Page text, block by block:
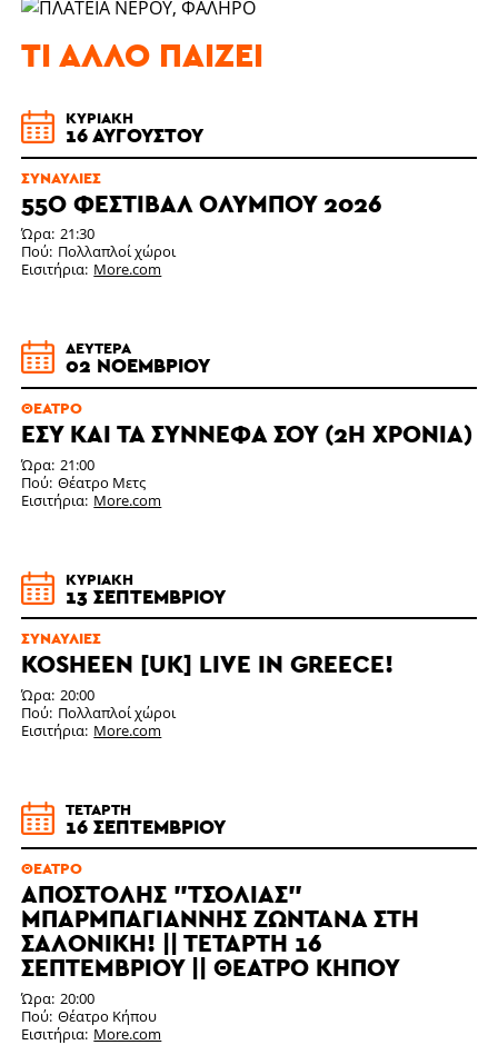
ΤΙ ΆΛΛΟ ΠΑΊΖΕΙ
ΚΥΡΙΑΚΉ
16 ΑΥΓΟΎΣΤΟΥ
ΣΥΝΑΥΛΊΕΣ
55Ο ΦΕΣΤΙΒΑΛ ΟΛΥΜΠΟΥ 2026
Ώρα 21:30
Πού Πολλαπλοί χώροι
Εισιτήρια More.com
ΔΕΥΤΈΡΑ
02 ΝΟΕΜΒΡΊΟΥ
ΘΈΑΤΡΟ
ΕΣΎ ΚΑΙ ΤΑ ΣΎΝΝΕΦΆ ΣΟΥ (2Η ΧΡΟΝΙΆ)
Ώρα 21:00
Πού Θέατρο Μετς
Εισιτήρια More.com
ΚΥΡΙΑΚΉ
13 ΣΕΠΤΕΜΒΡΊΟΥ
ΣΥΝΑΥΛΊΕΣ
KOSHEEN [UK] LIVE IN GREECE!
Ώρα 20:00
Πού Πολλαπλοί χώροι
Εισιτήρια More.com
ΤΕΤΆΡΤΗ
16 ΣΕΠΤΕΜΒΡΊΟΥ
ΘΈΑΤΡΟ
ΑΠΟΣΤΟΛΗΣ "ΤΣΟΛΙΑΣ"
ΜΠΑΡΜΠΑΓΙΑΝΝΗΣ ΖΩΝΤΑΝΆ ΣΤΗ
ΣΑΛΟΝΊΚΗ! || ΤΕΤΆΡΤΗ 16
ΣΕΠΤΕΜΒΡΊΟΥ || ΘΈΑΤΡΟ ΚΉΠΟΥ
Ώρα 20:00
Πού Θέατρο Κήπου
Εισιτήρια More.com